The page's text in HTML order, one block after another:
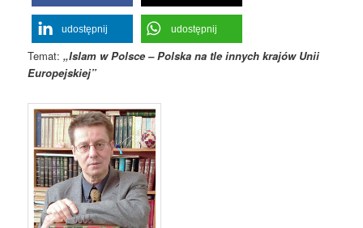
udostępnij udostępnij
Temat:„Islam w Polsce – Polska na tle innych krajów Unii
Europejskiej”